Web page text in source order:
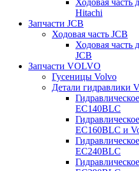
Ходовая часть
Hitachi
Запчасти JCB
Ходовая часть JCB
Ходовая часть
JCB
Запчасти VOLVO
Гусеницы Volvo
Детали гидравлики
EC140BLC
EC160BLC и
EC240BLC